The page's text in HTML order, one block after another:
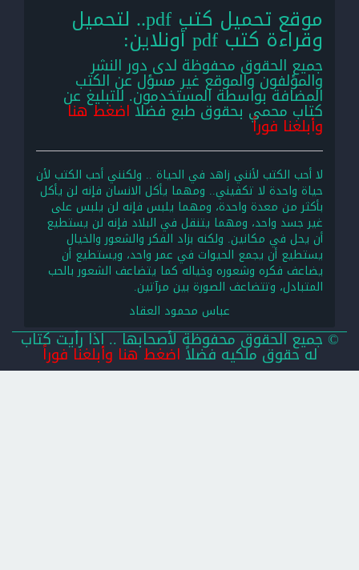
موقع تحميل كتب pdf.. لتحميل
وقراءة كتب pdf أونلاين:
جميع الحقوق محفوظة لدى دور النشر
والمؤلفون والموقع غير مسؤل عن الكتب
المضافة بواسطة المستخدمون. للتبليغ عن
كتاب محمي بحقوق طبع فضلااضغط هنا
وأبلغنا فوراً
لا أحب الكتب لأنني زاهد في الحياة .. ولكنني أحب الكتب لأن
حياة واحدة لا تكفيني.. ومهما يأكل الانسان فإنه لن يأكل
بأكثر من معدة واحدة، ومهما يلبس فإنه لن يلبس على
غير جسد واحد، ومهما يتنقل في البلاد فإنه لن يستطيع
أن يحل في مكانين. ولكنه بزاد الفكر والشعور والخيال
يستطيع أن يجمع الحيوات في عمر واحد، ويستطيع أن
يضاعف فكره وشعوره وخياله كما يتضاعف الشعور بالحب
المتبادل، وتتضاعف الصورة بين مرآتين.
عباس محمود العقاد
© جميع الحقوق محفوظة لأصحابها .. اذا رأيت كتاب
له حقوق ملكيه فضلاًاضغط هنا وأبلغنا فوراً